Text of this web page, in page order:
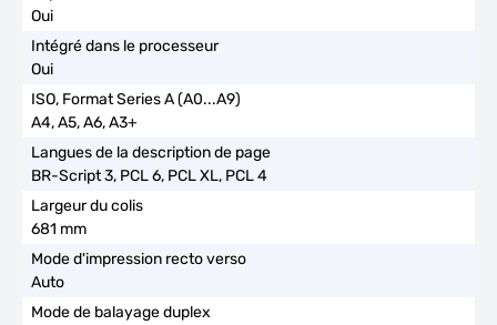
Oui
Oui
A4, A5, A6, A3+
BR-Script 3, PCL 6, PCL XL, PCL 4
681 mm
Auto